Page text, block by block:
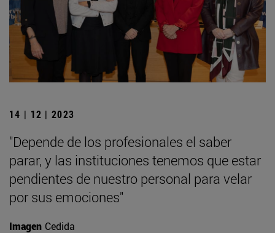
14 | 12 | 2023
"Depende de los profesionales el saber
parar, y las instituciones tenemos que estar
pendientes de nuestro personal para velar
por sus emociones"
Imagen Cedida